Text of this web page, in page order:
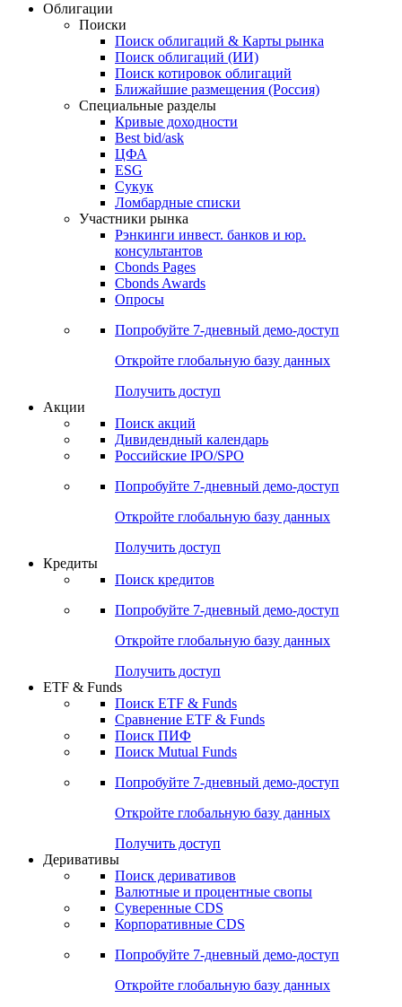
Облигации
Поиски
Поиск облигаций & Карты рынка
Поиск облигаций (ИИ)
Поиск котировок облигаций
Ближайшие размещения (Россия)
Специальные разделы
Кривые доходности
Best bid/ask
ЦФА
ESG
Сукук
Ломбардные списки
Участники рынка
Рэнкинги инвест. банков и юр.
консультантов
Cbonds Pages
Cbonds Awards
Опросы
Попробуйте 7-дневный демо-доступ
Откройте глобальную базу данных
Получить доступ
Акции
Поиск акций
Дивидендный календарь
Российские IPO/SPO
Попробуйте 7-дневный демо-доступ
Откройте глобальную базу данных
Получить доступ
Кредиты
Поиск кредитов
Попробуйте 7-дневный демо-доступ
Откройте глобальную базу данных
Получить доступ
ETF & Funds
Поиск ETF & Funds
Сравнение ETF & Funds
Поиск ПИФ
Поиск Mutual Funds
Попробуйте 7-дневный демо-доступ
Откройте глобальную базу данных
Получить доступ
Деривативы
Поиск деривативов
Валютные и процентные свопы
Суверенные CDS
Корпоративные CDS
Попробуйте 7-дневный демо-доступ
Откройте глобальную базу данных